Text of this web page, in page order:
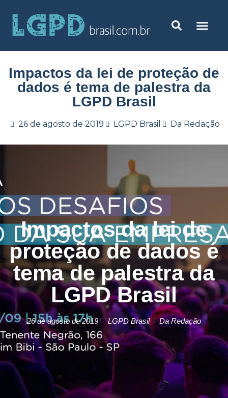
Impactos da lei de proteção de
dados é tema de palestra da
LGPD Brasil
26 de agosto de 2019 LGPD Brasil Da Redação
Impactos da lei de
proteção de dados é
tema de palestra da
LGPD Brasil
26 de agosto de 2019 LGPD Brasil Da Redação